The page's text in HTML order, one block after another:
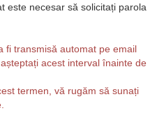
este necesar să solicitați parola
fi transmisă automat pe email
acest interval înainte de
termen, vă rugăm să sunați